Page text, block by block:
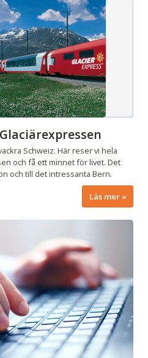
Schweiz. Här reser vi hela
och få ett minnet för livet. Det
och till det intressanta Bern.
Läs mer